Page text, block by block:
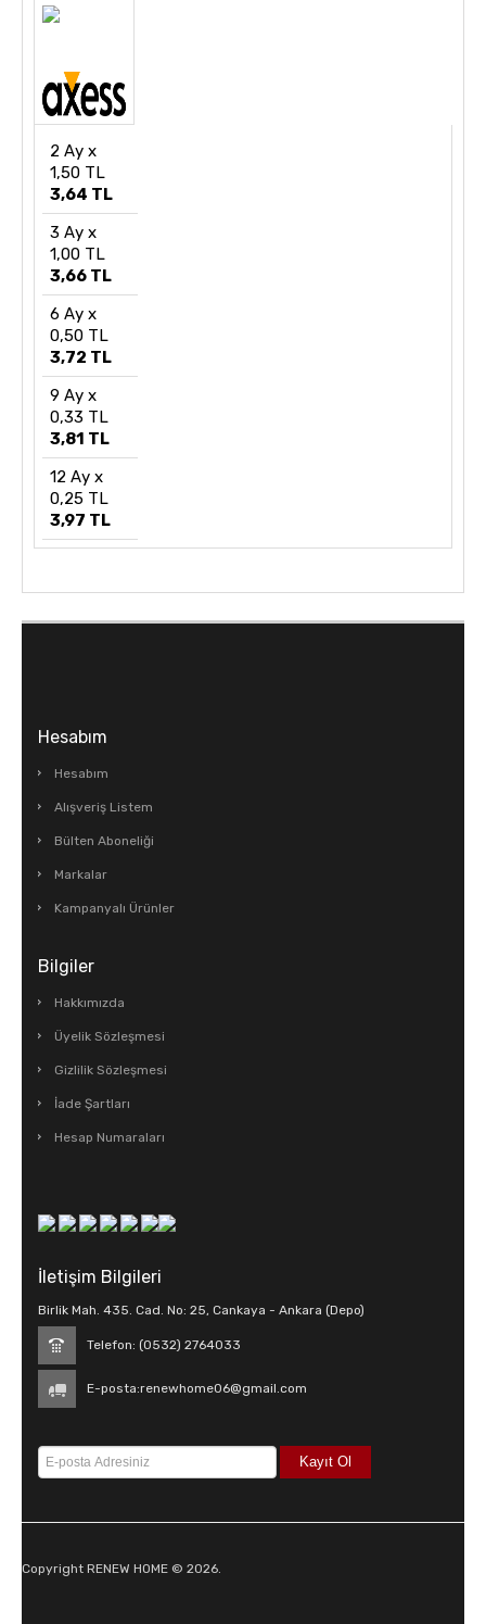
2 Ay x
1,50 TL
3,64 TL
3 Ay x
1,00 TL
3,66 TL
6 Ay x
0,50 TL
3,72 TL
9 Ay x
0,33 TL
3,81 TL
12 Ay x
0,25 TL
3,97 TL
Hesabım
Hesabım
Alışveriş Listem
Bülten Aboneliği
Markalar
Kampanyalı Ürünler
Bilgiler
Hakkımızda
Üyelik Sözleşmesi
Gizlilik Sözleşmesi
İade Şartları
Hesap Numaraları
İletişim Bilgileri
Birlik Mah. 435. Cad. No: 25, Cankaya - Ankara (Depo)
Telefon: (0532) 2764033
E-posta:renewhome06@gmail.com
Copyright RENEW HOME © 2026.